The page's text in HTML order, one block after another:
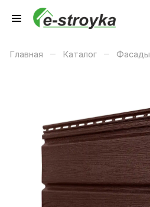
Главная – Каталог – Фасады